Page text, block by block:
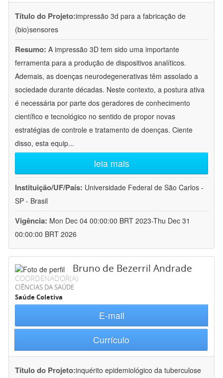
Título do Projeto:impressão 3d para a fabricação de
(bio)sensores
Resumo: A impressão 3D tem sido uma importante
ferramenta para a produção de dispositivos analíticos.
Ademais, as doenças neurodegenerativas têm assolado a
sociedade durante décadas. Neste contexto, a postura ativa
é necessária por parte dos geradores de conhecimento
científico e tecnológico no sentido de propor novas
estratégias de controle e tratamento de doenças. Ciente
disso, esta equip...
leia mais
Instituição/UF/País: Universidade Federal de São Carlos -
SP - Brasil
Vigência: Mon Dec 04 00:00:00 BRT 2023-Thu Dec 31
00:00:00 BRT 2026
Bruno de Bezerril Andrade
COORDENADOR(A)
CIÊNCIAS DA SAÚDE
Saúde Coletiva
E-mail
Currículo
Título do Projeto:inquérito epidemiológico da tuberculose